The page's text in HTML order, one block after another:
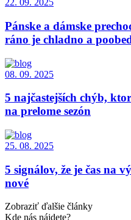
22. 09. 2025
Pánske a dámske
ráno je chladno a
08. 09. 2025
5 najčastejších chýb,
na prelome sezón
25. 08. 2025
5 signálov, že je čas na
nové
Zobraziť ďalšie články
Kde nás nájdete?